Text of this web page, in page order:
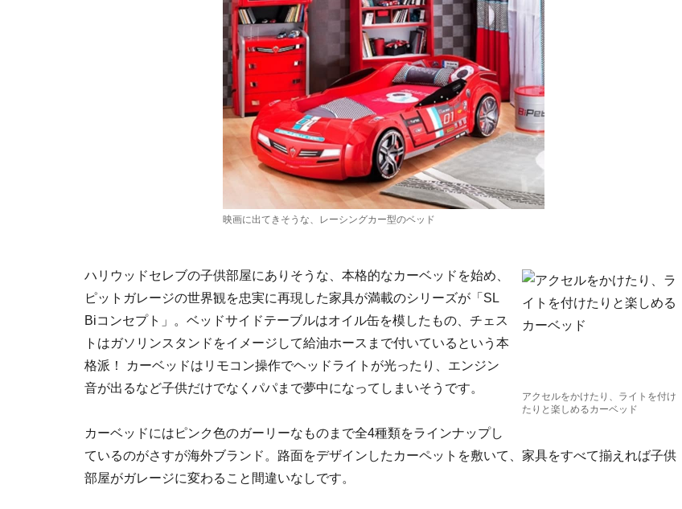
映画に出てきそうな、レーシングカー型のベッド
アクセルをかけたり、ライトを付け
たりと楽しめるカーベッド
ハリウッドセレブの子供部屋にありそうな、本格的なカーベッドを始め、
ピットガレージの世界観を忠実に再現した家具が満載のシリーズが「SL
Biコンセプト」。ベッドサイドテーブルはオイル缶を模したもの、チェス
トはガソリンスタンドをイメージして給油ホースまで付いているという本
格派！ カーベッドはリモコン操作でヘッドライトが光ったり、エンジン
音が出るなど子供だけでなくパパまで夢中になってしまいそうです。
カーベッドにはピンク色のガーリーなものまで全4種類をラインナップし
ているのがさすが海外ブランド。路面をデザインしたカーペットを敷いて、家具をすべて揃えれば子供
部屋がガレージに変わること間違いなしです。